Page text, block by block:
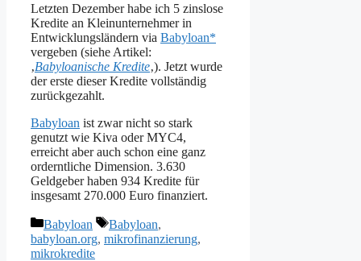
Letzten Dezember habe ich 5 zinslose
Kredite an Kleinunternehmer in
Entwicklungsländern via Babyloan*
vergeben (siehe Artikel:
‚Babyloanische Kredite‚). Jetzt wurde
der erste dieser Kredite vollständig
zurückgezahlt.
Babyloan ist zwar nicht so stark
genutzt wie Kiva oder MYC4,
erreicht aber auch schon eine ganz
orderntliche Dimension. 3.630
Geldgeber haben 934 Kredite für
insgesamt 270.000 Euro finanziert.
Kategorien
Babyloan Schlagwörter
Babyloan,
babyloan.org, mikrofinanzierung,
mikrokredite